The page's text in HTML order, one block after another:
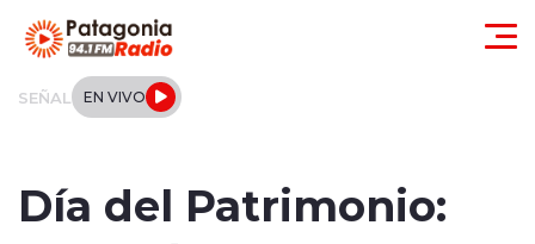
SEÑAL EN VIVO
Día del Patrimonio: